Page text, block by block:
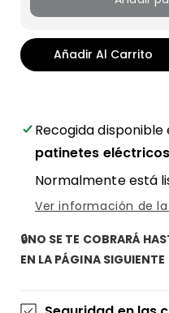
Añadir Al Carrito
Recogida
patinetes
Normalmente está
Ver información de
🔒NO SE TE COBRARÁ
EN LA PÁGINA SIGUIENTE